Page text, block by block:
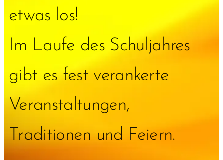
etwas los!
Im Laufe des Schuljahres
gibt es fest verankerte
Veranstaltungen,
Traditionen und Feiern.